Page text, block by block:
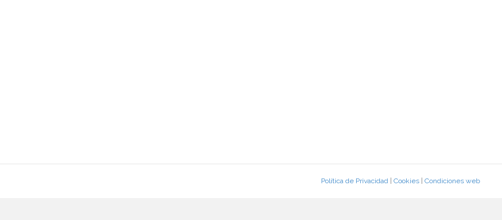
Política de Privacidad| Cookies| Condiciones web